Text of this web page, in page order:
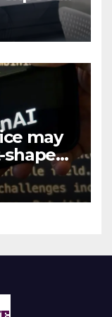
may
shaped